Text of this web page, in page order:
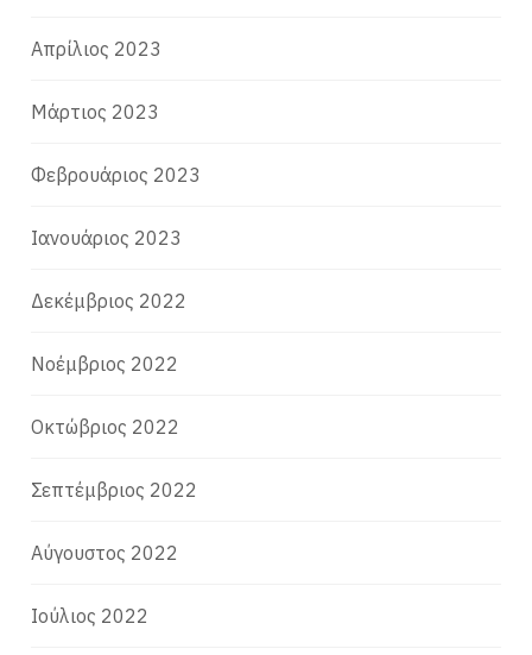
Απρίλιος 2023
Μάρτιος 2023
Φεβρουάριος 2023
Ιανουάριος 2023
Δεκέμβριος 2022
Νοέμβριος 2022
Οκτώβριος 2022
Σεπτέμβριος 2022
Αύγουστος 2022
Ιούλιος 2022